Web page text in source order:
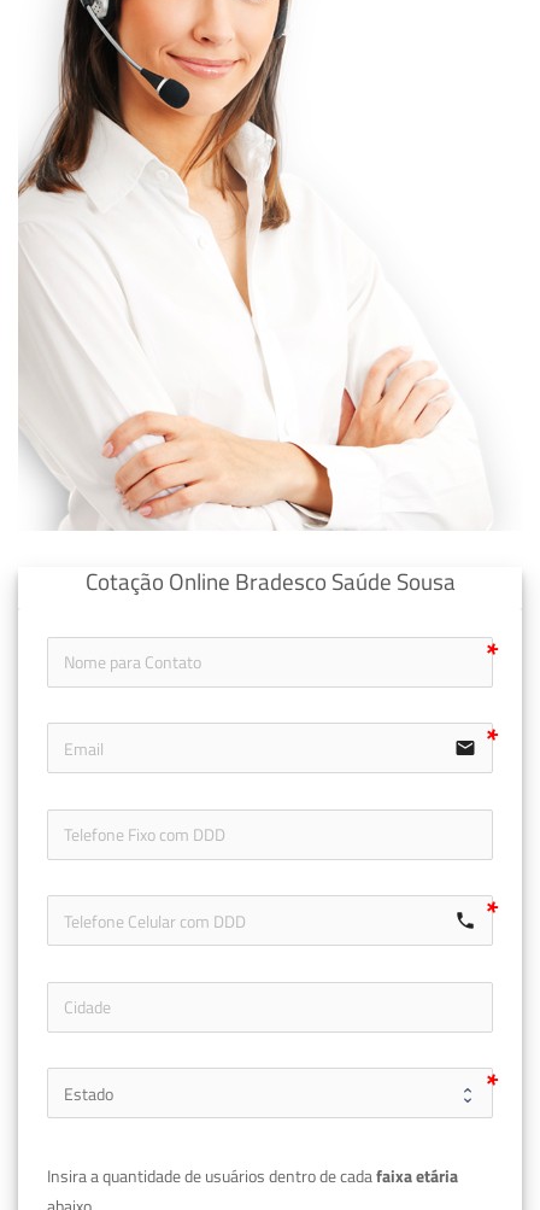
Cotação Online Bradesco Saúde Sousa
email
call
Insira a quantidade de usuários dentro de cada